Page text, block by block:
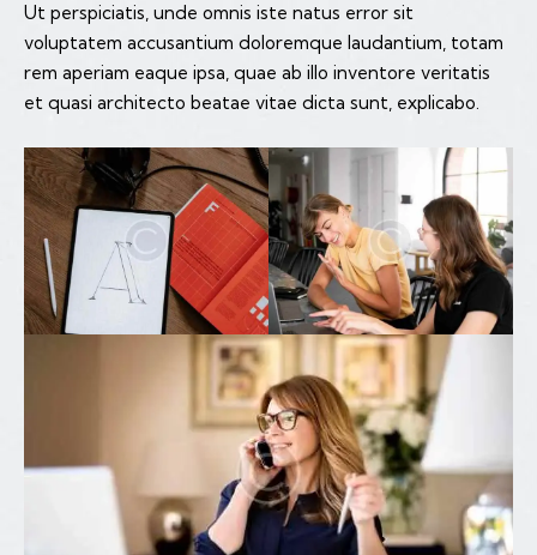
Ut perspiciatis, unde omnis iste natus error sit
voluptatem accusantium doloremque laudantium, totam
rem aperiam eaque ipsa, quae ab illo inventore veritatis
et quasi architecto beatae vitae dicta sunt, explicabo.